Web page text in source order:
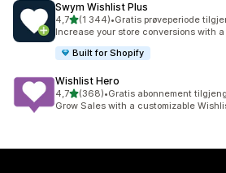
Swym Wishlist Plus
4,7av 5 stjerner
(1 344)
Totalt 1344 omtaler
•Gratis prøveperiode
Increase your store conversions with
Built for Shopify
Wishlist Hero
4,7av 5 stjerner
(368)
Totalt 368 omtaler
•Gratis abonnement
Grow Sales with a customizable